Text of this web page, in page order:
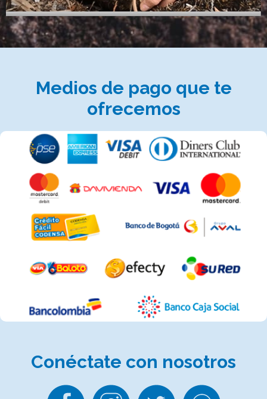
Medios de pago que te
ofrecemos
Conéctate con nosotros